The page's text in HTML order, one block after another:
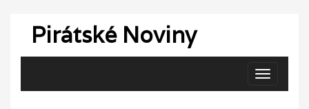
Pirátské Noviny
Zobrazit
navigaci